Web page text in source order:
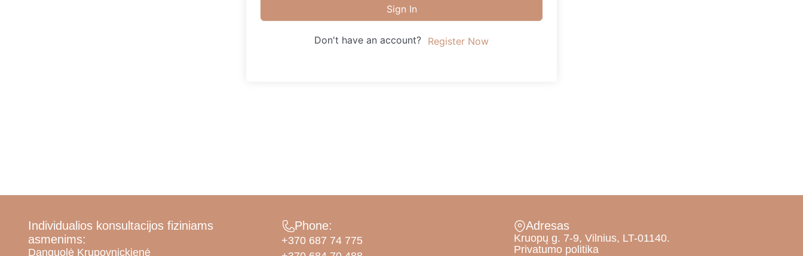
Sign In
Don't have an account? Register Now
Individualios konsultacijos fiziniams
asmenims:
Danguolė Krupovnickienė
Phone:
+370 687 74 775
Adresas
Kruopų g. 7-9, Vilnius, LT-01140.
Privatumo politika